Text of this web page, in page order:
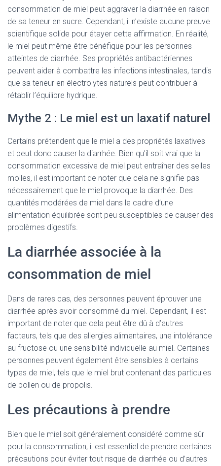
consommation de miel peut aggraver la diarrhée en raison
de sa teneur en sucre. Cependant, il n’existe aucune preuve
scientifique solide pour étayer cette affirmation. En réalité,
le miel peut même être bénéfique pour les personnes
atteintes de diarrhée. Ses propriétés antibactériennes
peuvent aider à combattre les infections intestinales, tandis
que sa teneur en électrolytes naturels peut contribuer à
rétablir l’équilibre hydrique.
Mythe 2 : Le miel est un laxatif naturel
Certains prétendent que le miel a des propriétés laxatives
et peut donc causer la diarrhée. Bien qu’il soit vrai que la
consommation excessive de miel peut entraîner des selles
molles, il est important de noter que cela ne signifie pas
nécessairement que le miel provoque la diarrhée. Des
quantités modérées de miel dans le cadre d’une
alimentation équilibrée sont peu susceptibles de causer des
problèmes digestifs.
La diarrhée associée à la
consommation de miel
Dans de rares cas, des personnes peuvent éprouver une
diarrhée après avoir consommé du miel. Cependant, il est
important de noter que cela peut être dû à d’autres
facteurs, tels que des allergies alimentaires, une intolérance
au fructose ou une sensibilité individuelle au miel. Certaines
personnes peuvent également être sensibles à certains
types de miel, tels que le miel brut contenant des particules
de pollen ou de propolis.
Les précautions à prendre
Bien que le miel soit généralement considéré comme sûr
pour la consommation, il est essentiel de prendre certaines
précautions pour éviter tout risque de diarrhée ou d’autres